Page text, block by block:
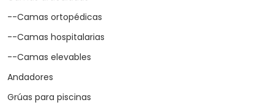
--Camas ortopédicas
--Camas hospitalarias
--Camas elevables
Andadores
Grúas para piscinas